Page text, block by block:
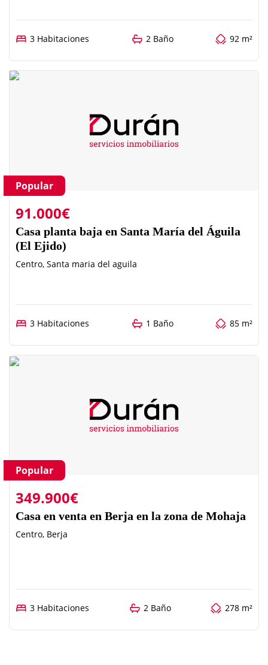
3 Habitaciones 2 Baño 92 m²
Popular
91.000€
Casa planta baja en Santa María del Águila
(El Ejido)
Centro, Santa maria del aguila
3 Habitaciones 1 Baño 85 m²
Popular
349.900€
Casa en venta en Berja en la zona de Mohaja
Centro, Berja
3 Habitaciones 2 Baño 278 m²